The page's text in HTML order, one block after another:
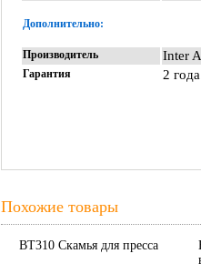
Дополнительно:
Производитель Inter
Гарантия 2 года
Похожие товары
BT310 Скамья для пресса